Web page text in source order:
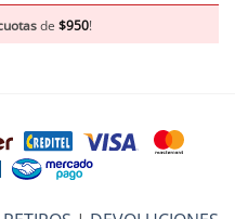
de $950!